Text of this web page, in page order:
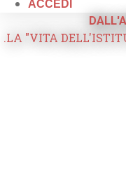
ACCEDI
.LA "VITA